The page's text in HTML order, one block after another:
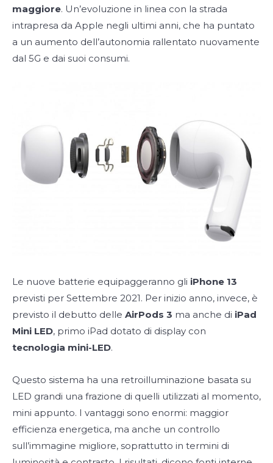
maggiore. Un’evoluzione in linea con la strada
intrapresa da Apple negli ultimi anni, che ha puntato
a un aumento dell’autonomia rallentato nuovamente
dal 5G e dai suoi consumi.
Le nuove batterie equipaggeranno gli iPhone 13
previsti per Settembre 2021. Per inizio anno, invece, è
previsto il debutto delle AirPods 3 ma anche di iPad
Mini LED, primo iPad dotato di display con
tecnologia mini-LED.
Questo sistema ha una retroilluminazione basata su
LED grandi una frazione di quelli utilizzati al momento,
mini appunto. I vantaggi sono enormi: maggior
efficienza energetica, ma anche un controllo
sull’immagine migliore, soprattutto in termini di